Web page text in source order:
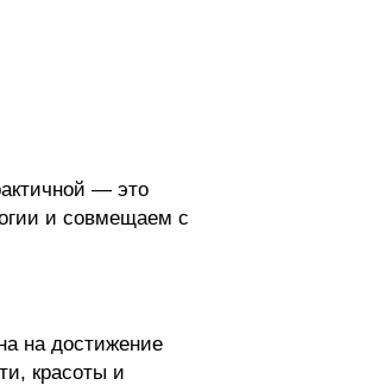
— это
и совмещаем с
на достижение
красоты и